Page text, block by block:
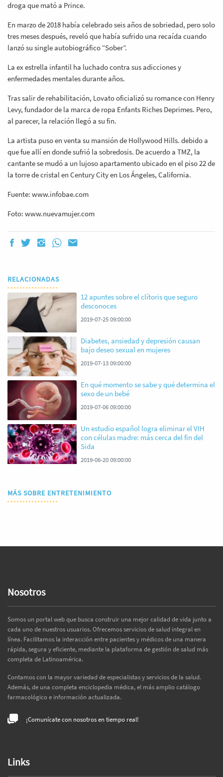
droga que mató a Prince.
En marzo de 2018 había celebrado seis años de sobriedad, pero solo
tres meses después, reveló que había sufrido una recaída cuando
lanzó su single autobiográfico “Sober”.
La ex estrella infantil ha luchado contra sus adicciones y
enfermedades mentales durante años.
Tras salir de rehabilitación, Lovato oficializó su romance con Henry
Levy, fundador de la marca de ropa Enfants Riches Deprimes. Pero,
al parecer, la relación llegó a su fin.
La artista puso en venta su mansión de Hollywood Hills. debido a
que fue allí en donde sufrió la sobredosis. De acuerdo a TMZ, la
cantante se mudó a un lujoso apartamento ubicado en el piso 22 de
la torre de cristal en Century City en Los Ángeles, California.
Fuente: www.infobae.com
Foto: www.nuevamujer.com
RELACIONADAS
12 apuntes sobre el clítoris que seguro
desconoces
2019-07-25 09:00:00
Diabetes, ansiedad y depresión causan
bajo deseo sexual en mujeres
2019-07-13 09:00:00
En qué momento se sabe y qué determina el
sexo de un bebé
2019-07-06 09:00:00
Un estudio español logra eliminar el VIH
con células madre: más cerca del fin del
Sida
2019-06-20 09:00:00
MÁS SOBRE ENTRETENIMIENTO
Nosotros
Somos un portal web que busca construir una mejor calidad de vida junto a
cada uno de nuestros usuarios. Ofrecemos servicios de salud integral en
línea. Facilitamos la interacción entre pacientes y médicos de una manera
rápida, segura y eficiente, mediante la plataforma de gestión de salud más
completa de Latinoamérica.
Contamos con la mayor variedad de especialistas y servicios de la salud.
Además, de una completa enciclopedia médica, el más amplio catálogo
farmacológico e información actualizada.
¡Comunícate con nosotros en tiempo real!
Links